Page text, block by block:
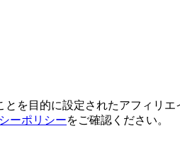
を目的に設定されたアフィリ
ーポリシーをご確認ください。